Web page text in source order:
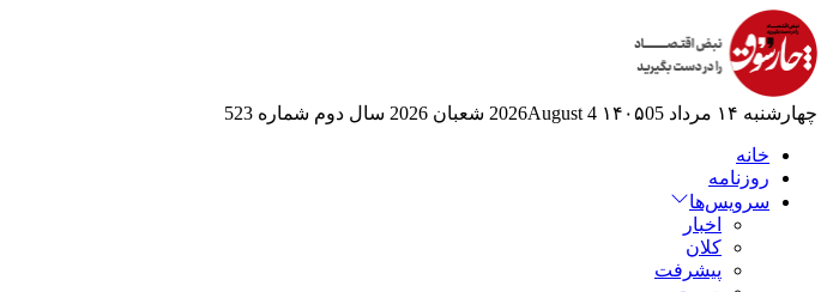
چهارشنبه ۱۴ مرداد ۱۴۰۵ 05 2026August 4 شعبان 2026 سال دوم شماره 523
خانه
روزنامه
سرویس‌ها
اخبار
کلان
پیشرفت